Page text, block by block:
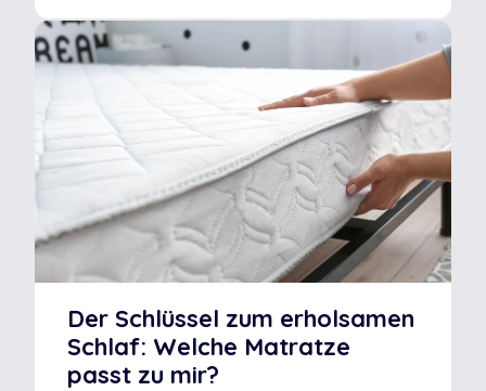
Der Schlüssel zum erholsamen
Schlaf: Welche Matratze
passt zu mir?